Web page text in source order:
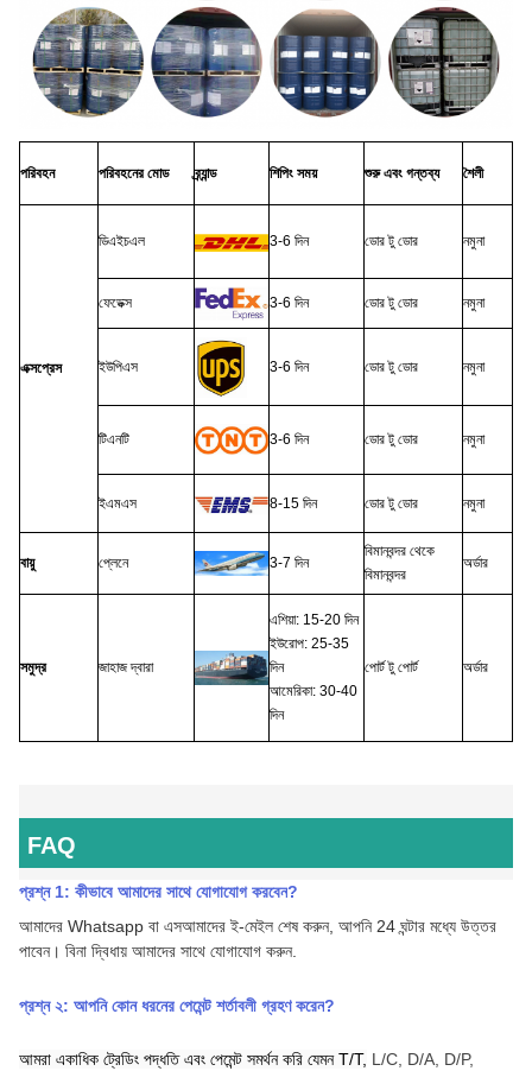
পরিবহন পরিবহনের মোড ব্র্যান্ড শিপিং সময় শুরু এবং গন্তব্য শৈলী
এক্সপ্রেস
ডিএইচএল 3-6 দিন ডোর টু ডোর নমুনা
ফেডেক্স 3-6 দিন ডোর টু ডোর নমুনা
ইউপিএস 3-6 দিন ডোর টু ডোর নমুনা
টিএনটি 3-6 দিন ডোর টু ডোর নমুনা
ইএমএস 8-15 দিন ডোর টু ডোর নমুনা
বায়ু প্লেনে 3-7 দিন
বিমানবন্দর থেকে
বিমানবন্দর
অর্ডার
সমুদ্র জাহাজ দ্বারা
এশিয়া: 15-20 দিন
ইউরোপ: 25-35
দিন
আমেরিকা: 30-40
দিন
পোর্ট টু পোর্ট অর্ডার
FAQ
প্রশ্ন 1: কীভাবে আমাদের সাথে যোগাযোগ করবেন?
আমাদের Whatsapp বা এসআমাদের ই-মেইল শেষ করুন, আপনি 24 ঘন্টার মধ্যে উত্তর
পাবেন। বিনা দ্বিধায় আমাদের সাথে যোগাযোগ করুন.
প্রশ্ন ২: আপনি কোন ধরনের পেমেন্ট শর্তাবলী গ্রহণ করেন?
আমরা একাধিক ট্রেডিং পদ্ধতি এবং পেমেন্ট সমর্থন করি যেমন T/T, L/C, D/A, D/P,